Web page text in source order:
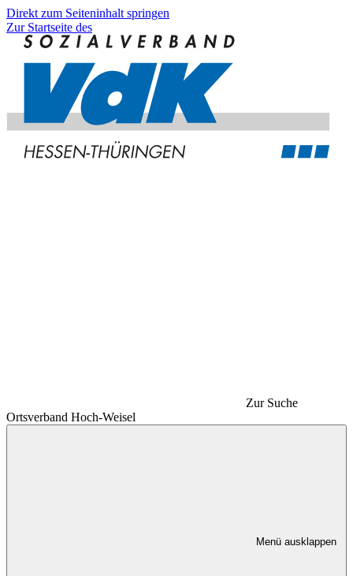
Direkt zum Seiteninhalt springen
Zur Startseite des
Zur Suche
Ortsverband Hoch-Weisel
Menü ausklappen